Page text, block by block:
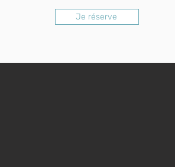
Je réserve